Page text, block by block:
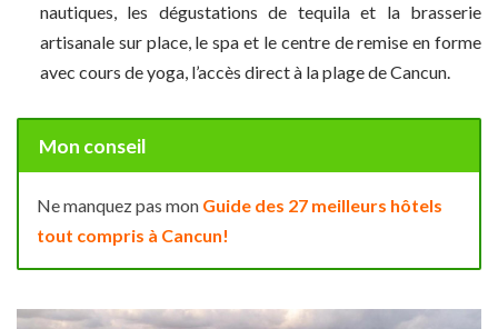
nautiques, les dégustations de tequila et la brasserie
artisanale sur place, le spa et le centre de remise en forme
avec cours de yoga, l’accès direct à la plage de Cancun.
Mon conseil
Ne manquez pas mon Guide des 27 meilleurs hôtels
tout compris à Cancun!